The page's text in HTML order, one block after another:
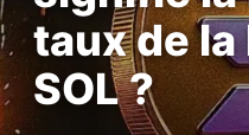
taux de la
SOL ?